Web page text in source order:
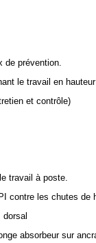
de prévention.
le travail en
et contrôle)
travail à poste.
contre les chutes de
absorbeur sur